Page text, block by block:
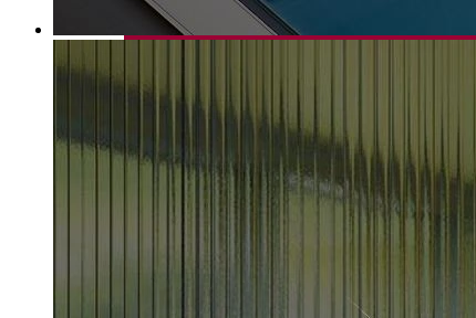
זכוכית מעוצבת
זכוכית מודפסת מסך
זכוכית צבועה לגב